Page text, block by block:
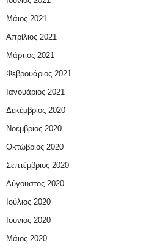
Μάιος 2021
Απρίλιος 2021
Μάρτιος 2021
Φεβρουάριος 2021
Ιανουάριος 2021
Δεκέμβριος 2020
Νοέμβριος 2020
Οκτώβριος 2020
Σεπτέμβριος 2020
Αύγουστος 2020
Ιούλιος 2020
Ιούνιος 2020
Μάιος 2020